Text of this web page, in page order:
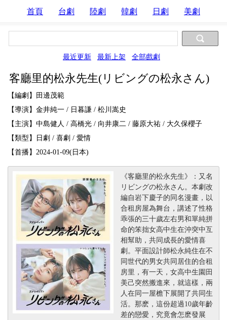
首頁 台劇 陸劇 韓劇 日劇 美劇
最近更新 最新上架 全部戲劇
客廳里的松永先生(リビングの松永さん)
【編劇】田邊茂範
【導演】金井純一 / 日暮謙 / 松川嵩史
【主演】中島健人 / 高橋光 / 向井康二 / 藤原大祐 / 大久保櫻子
【類型】日劇 / 喜劇 / 愛情
【首播】2024-01-09(日本)
《客廳里的松永先生》：又名
リビングの松永さん。本劇改
編自岩下慶子的同名漫畫，以
合租房屋為舞台，講述了性格
乖張的三十歲左右男和單純拼
命的笨拙女高中生在沖突中互
相幫助，共同成長的愛情喜
劇。平面設計師松永純住在不
同世代的男女共同居住的合租
房里，有一天，女高中生園田
美己突然搬進來，就這樣，兩
人在同一屋檐下展開了共同生
活。那麽，這份超過10歲年齡
差的戀愛，究竟會怎麽發展